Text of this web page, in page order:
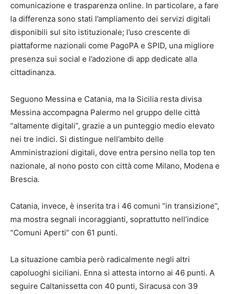
comunicazione e trasparenza online. In particolare, a fare
la differenza sono stati l’ampliamento dei servizi digitali
disponibili sul sito istituzionale; l’uso crescente di
piattaforme nazionali come PagoPA e SPID, una migliore
presenza sui social e l’adozione di app dedicate alla
cittadinanza.
Seguono Messina e Catania, ma la Sicilia resta divisa
Messina accompagna Palermo nel gruppo delle città
“altamente digitali”, grazie a un punteggio medio elevato
nei tre indici. Si distingue nell’ambito delle
Amministrazioni digitali, dove entra persino nella top ten
nazionale, al nono posto con città come Milano, Modena e
Brescia.
Catania, invece, è inserita tra i 46 comuni “in transizione”,
ma mostra segnali incoraggianti, soprattutto nell’indice
“Comuni Aperti” con 61 punti.
La situazione cambia però radicalmente negli altri
capoluoghi siciliani. Enna si attesta intorno ai 46 punti. A
seguire Caltanissetta con 40 punti, Siracusa con 39